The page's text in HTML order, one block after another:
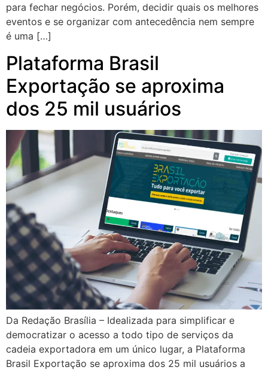
para fechar negócios. Porém, decidir quais os melhores
eventos e se organizar com antecedência nem sempre
é uma […]
Plataforma Brasil
Exportação se aproxima
dos 25 mil usuários
Da Redação Brasília – Idealizada para simplificar e
democratizar o acesso a todo tipo de serviços da
cadeia exportadora em um único lugar, a Plataforma
Brasil Exportação se aproxima dos 25 mil usuários a